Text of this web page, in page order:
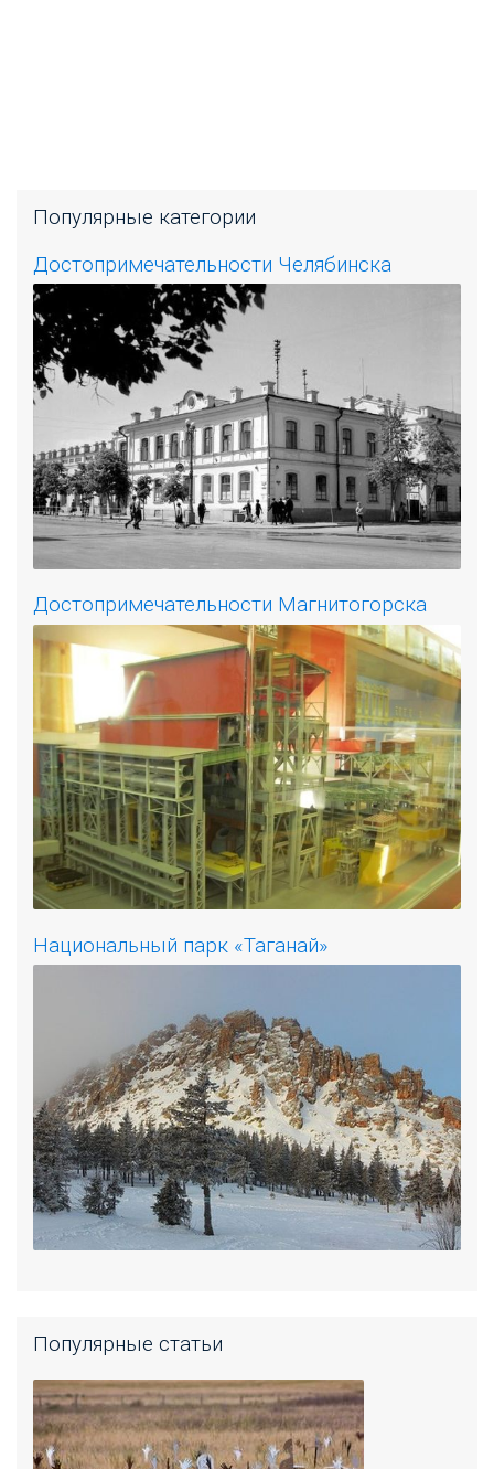
Популярные категории
Достопримечательности Челябинска
Достопримечательности Магнитогорска
Национальный парк «Таганай»
Популярные статьи